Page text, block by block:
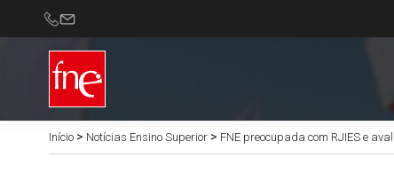
Início > Notícias Ensino Superior > FNE preocupada com RJIES e